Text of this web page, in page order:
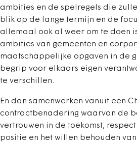
ambities en de spelregels die
blik op de lange termijn en de
allemaal ook al weer om te doen
ambities van gemeenten en
maatschappelijke opgaven in de
begrip voor elkaars eigen
te verschillen.
En dan samenwerken vanuit een
contractbenadering waarvan de
vertrouwen in de toekomst,
positie en het willen behouden